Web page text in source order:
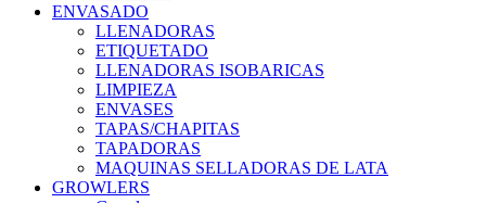
ENVASADO
LLENADORAS
ETIQUETADO
LLENADORAS ISOBARICAS
LIMPIEZA
ENVASES
TAPAS/CHAPITAS
TAPADORAS
MAQUINAS SELLADORAS DE LATA
GROWLERS